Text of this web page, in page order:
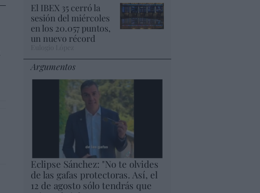
El IBEX 35 cerró la
sesión del miércoles
en los 20.057 puntos,
un nuevo récord
Argumentos
Eclipse Sánchez: "No te olvides
de las gafas protectoras. Así, el
12 de agosto sólo tendrás que